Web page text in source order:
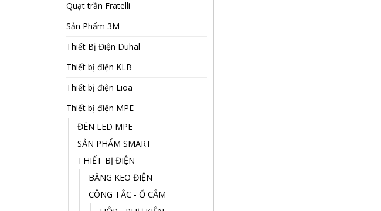
Quạt trần Fratelli
Sản Phẩm 3M
Thiết Bị Điện Duhal
Thiết bị điện KLB
Thiết bị điện Lioa
Thiết bị điện MPE
ĐÈN LED MPE
SẢN PHẨM SMART
THIẾT BỊ ĐIỆN
BĂNG KEO ĐIỆN
CÔNG TẮC - Ổ CẮM